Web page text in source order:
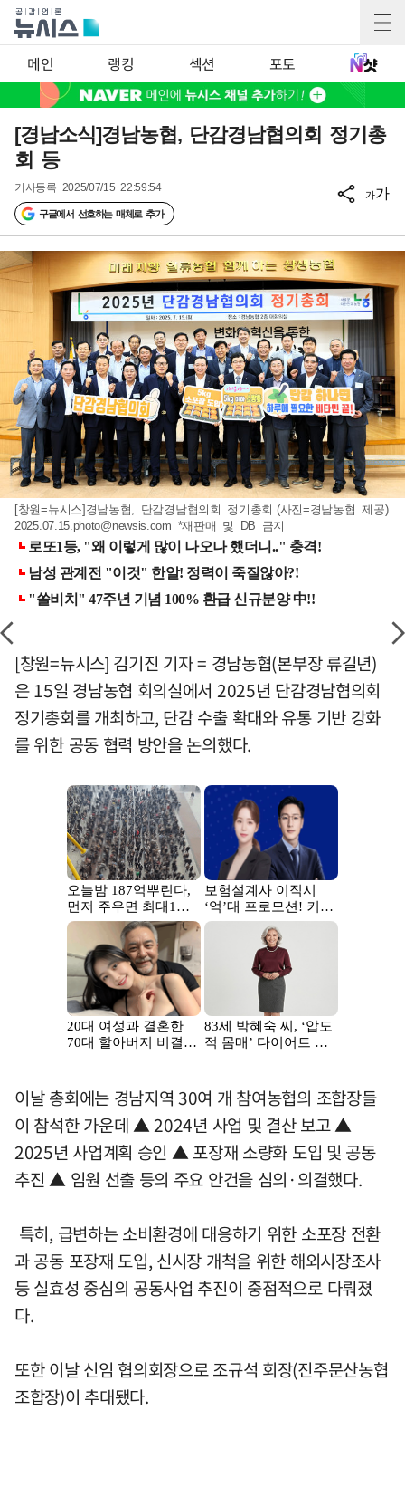
메인 랭킹 섹션 포토
[경남소식]경남농협, 단감경남협의회 정기총
회 등
기사등록 2025/07/15 22:59:54
구글에서 선호하는 매체로 추가
가가
[창원=뉴시스]경남농협, 단감경남협의회 정기총회.(사진=경남농협 제공)
2025.07.15.photo@newsis.com *재판매 및 DB 금지
[창원=뉴시스] 김기진 기자 = 경남농협(본부장 류길년)
은 15일 경남농협 회의실에서 2025년 단감경남협의회
정기총회를 개최하고, 단감 수출 확대와 유통 기반 강화
를 위한 공동 협력 방안을 논의했다.
이날 총회에는 경남지역 30여 개 참여농협의 조합장들
이 참석한 가운데 ▲ 2024년 사업 및 결산 보고 ▲
2025년 사업계획 승인 ▲ 포장재 소량화 도입 및 공동
추진 ▲ 임원 선출 등의 주요 안건을 심의·의결했다.
특히, 급변하는 소비환경에 대응하기 위한 소포장 전환
과 공동 포장재 도입, 신시장 개척을 위한 해외시장조사
등 실효성 중심의 공동사업 추진이 중점적으로 다뤄졌
다.
또한 이날 신임 협의회장으로 조규석 회장(진주문산농협
조합장)이 추대됐다.